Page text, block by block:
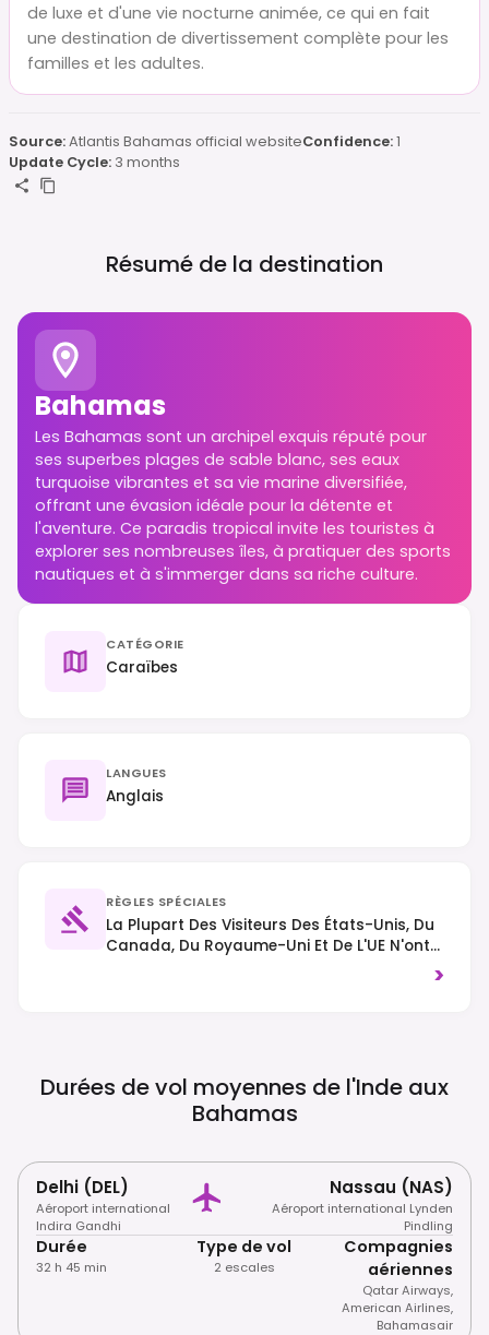
de luxe et d'une vie nocturne animée, ce qui en fait
une destination de divertissement complète pour les
familles et les adultes.
Source:Atlantis Bahamas official websiteConfidence:1
Update Cycle: 3 months
Résumé de la destination
Bahamas
Les Bahamas sont un archipel exquis réputé pour
ses superbes plages de sable blanc, ses eaux
turquoise vibrantes et sa vie marine diversifiée,
offrant une évasion idéale pour la détente et
l'aventure. Ce paradis tropical invite les touristes à
explorer ses nombreuses îles, à pratiquer des sports
nautiques et à s'immerger dans sa riche culture.
CATÉGORIE
Caraïbes
LANGUES
Anglais
RÈGLES SPÉCIALES
La Plupart Des Visiteurs Des États-Unis, Du
Canada, Du Royaume-Uni Et De L'UE N'ont
Gauche. Des Règles Strictes S'appliquent À
La Protection De La Vie Marine Et Des Récifs
>
Durées de vol moyennes de l'Inde aux
Bahamas
Delhi (DEL)
Aéroport international
Indira Gandhi
Nassau (NAS)
Aéroport international Lynden
Pindling
Durée
32 h 45 min
Type de vol
2 escales
Compagnies
aériennes
Qatar Airways,
American Airlines,
Bahamasair